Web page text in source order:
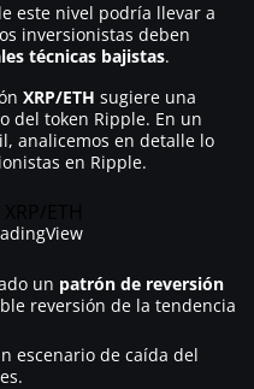
este nivel podría llevar a
inversionistas deben
técnicas bajistas.
XRP/ETH sugiere una
del token Ripple. En un
analicemos en detalle lo
en Ripple.
un patrón de reversión
reversión de la tendencia
escenario de caída del